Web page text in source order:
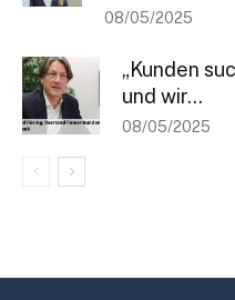
08/05/2025
„Kunden
und wir...
08/05/2025